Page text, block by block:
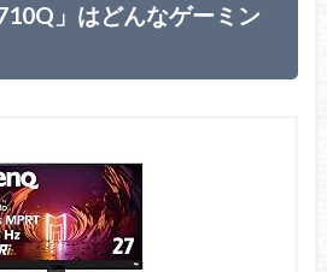
」はどんなゲーミン